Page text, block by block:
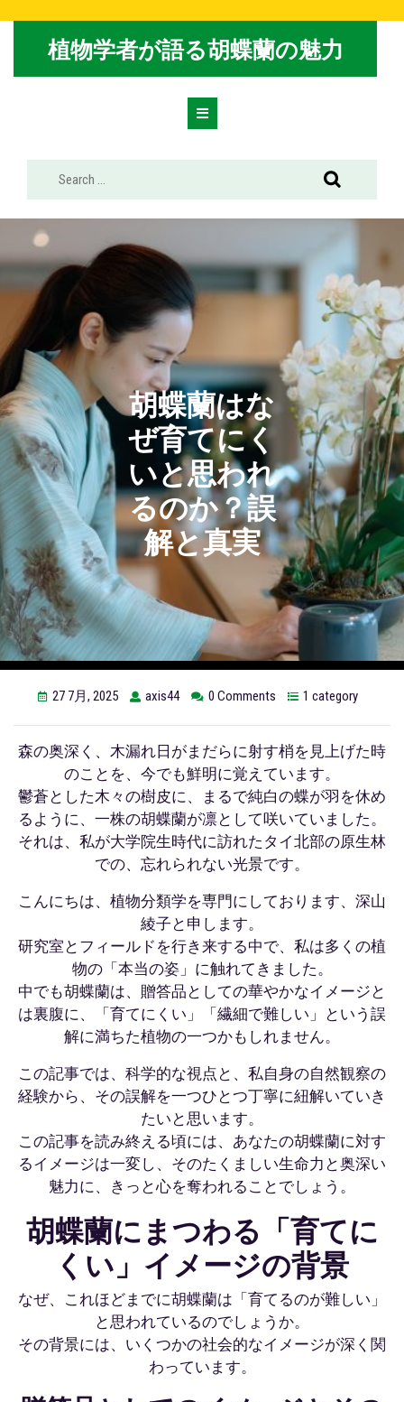
植物学者が語る胡蝶蘭の魅力
Open
胡蝶蘭はな
ぜ育てにく
いと思われ
るのか？誤
解と真実
27 7月, 2025 axis44 0 Comments 1 category
森の奥深く、木漏れ日がまだらに射す梢を見上げた時
のことを、今でも鮮明に覚えています。
鬱蒼とした木々の樹皮に、まるで純白の蝶が羽を休め
るように、一株の胡蝶蘭が凛として咲いていました。
それは、私が大学院生時代に訪れたタイ北部の原生林
での、忘れられない光景です。
こんにちは、植物分類学を専門にしております、深山
綾子と申します。
研究室とフィールドを行き来する中で、私は多くの植
物の「本当の姿」に触れてきました。
中でも胡蝶蘭は、贈答品としての華やかなイメージと
は裏腹に、「育てにくい」「繊細で難しい」という誤
解に満ちた植物の一つかもしれません。
この記事では、科学的な視点と、私自身の自然観察の
経験から、その誤解を一つひとつ丁寧に紐解いていき
たいと思います。
この記事を読み終える頃には、あなたの胡蝶蘭に対す
るイメージは一変し、そのたくましい生命力と奥深い
魅力に、きっと心を奪われることでしょう。
胡蝶蘭にまつわる「育てに
くい」イメージの背景
なぜ、これほどまでに胡蝶蘭は「育てるのが難しい」
と思われているのでしょうか。
その背景には、いくつかの社会的なイメージが深く関
わっています。